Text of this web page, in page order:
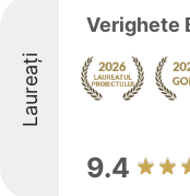
Laureați
Verighete
9.4